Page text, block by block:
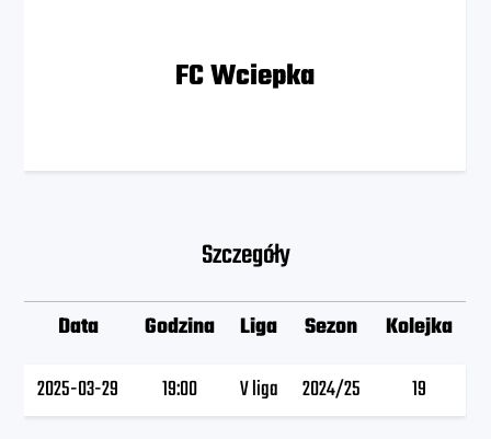
FC Wciepka
Szczegóły
Data Godzina Liga Sezon
Kolejka
2025-03-29
19:00 V liga 2024/25 19